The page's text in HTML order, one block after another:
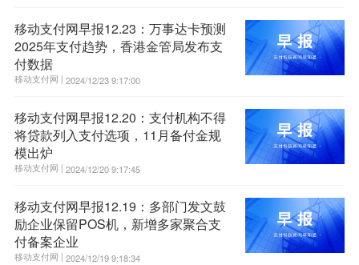
移动支付网早报12.23：万事达卡预测
2025年支付趋势，香港金管局发布支
付数据
移动支付网 | 2024/12/23 9:17:00
移动支付网早报12.20：支付机构不得
将贷款列入支付选项，11月备付金规
模出炉
移动支付网 | 2024/12/20 9:17:45
移动支付网早报12.19：多部门发文鼓
励企业保留POS机，新增多家聚合支
付备案企业
移动支付网 | 2024/12/19 9:18:34